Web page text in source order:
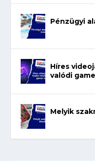
Pénzügyi
Híres
valódi
Melyik